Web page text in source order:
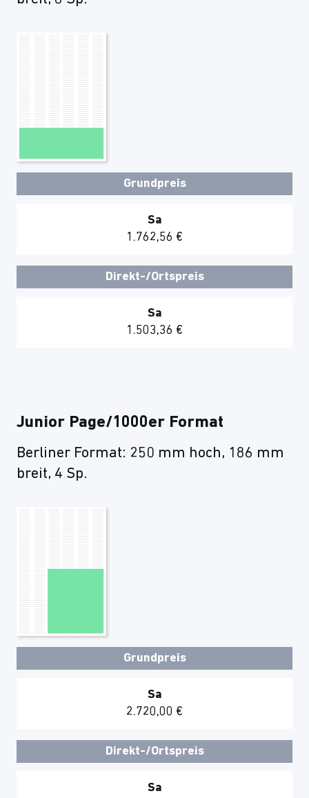
Grundpreis
Sa
1.762,56 €
Direkt-/Ortspreis
Sa
1.503,36 €
Junior Page/1000er Format
Berliner Format: 250 mm hoch, 186 mm
breit, 4 Sp.
Grundpreis
Sa
2.720,00 €
Direkt-/Ortspreis
Sa